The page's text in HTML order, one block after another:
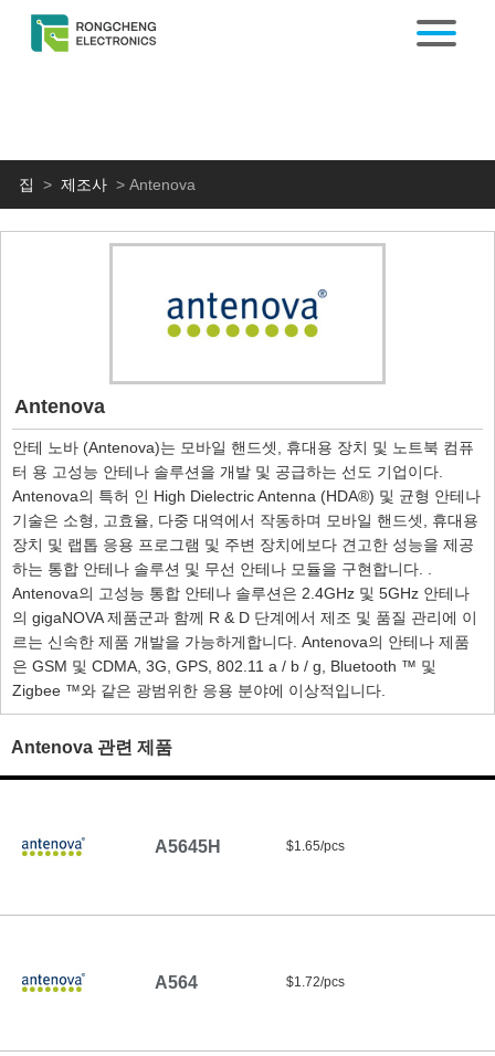
집 > 제조사 >Antenova
Antenova
안테 노바 (Antenova)는 모바일 핸드셋, 휴대용 장치 및 노트북 컴퓨
터 용 고성능 안테나 솔루션을 개발 및 공급하는 선도 기업이다.
Antenova의 특허 인 High Dielectric Antenna (HDA®) 및 균형 안테나
기술은 소형, 고효율, 다중 대역에서 작동하며 모바일 핸드셋, 휴대용
장치 및 랩톱 응용 프로그램 및 주변 장치에보다 견고한 성능을 제공
하는 통합 안테나 솔루션 및 무선 안테나 모듈을 구현합니다. .
Antenova의 고성능 통합 안테나 솔루션은 2.4GHz 및 5GHz 안테나
의 gigaNOVA 제품군과 함께 R & D 단계에서 제조 및 품질 관리에 이
르는 신속한 제품 개발을 가능하게합니다. Antenova의 안테나 제품
은 GSM 및 CDMA, 3G, GPS, 802.11 a / b / g, Bluetooth ™ 및
Zigbee ™와 같은 광범위한 응용 분야에 이상적입니다.
Antenova 관련 제품
A5645H $1.65/pcs
A564 $1.72/pcs